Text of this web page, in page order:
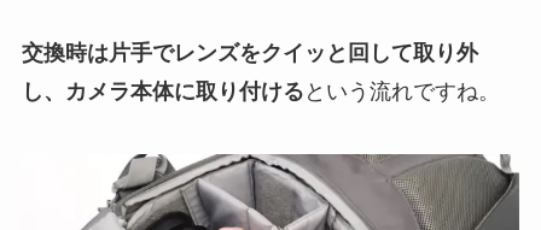
交換時は片手でレンズをクイッと回して取り外
し、カメラ本体に取り付ける という流れですね。